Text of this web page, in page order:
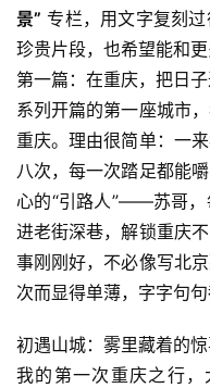
景” 专栏，用文字复刻
珍贵片段，也希望能和
第一篇：在重庆，把日
系列开篇的第一座城市
重庆。理由很简单：一
八次，每一次踏足都能
心的“引路人”——苏哥，
进老街深巷，解锁重庆
事刚刚好，不必像写北
次而显得单薄，字字句句
初遇山城：雾里藏着的
我的第一次重庆之行